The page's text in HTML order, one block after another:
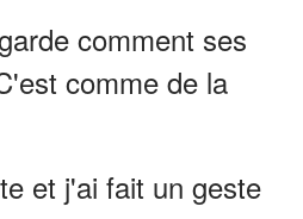
comment ses
comme de la
et j'ai fait un geste